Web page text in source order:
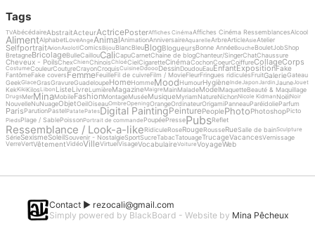
Tags
TVAbécédaireAbstraitActeurActricePosterAffiches CinémaAffiches Cinéma RessemblancesAlcool
AlimentAlphabetLoveAngeAnimalAnimationAnniversaireAquarelleArbreArticleAsieAtelier
SelfportraitAvionAxolotlComicsBijou BlancBleuBlogBlogueursBonne AnnéeBouche BouletJobShop
BretagneBricolageBulleCaillouCaliCapuCarnetChaine de blogChanteur/SingerChatChaussure
Cheveux - PoilsChexChienChinoisChloéCielCigaretteCinémaCochonCoeurCoiffureCollageCorps
CostumeCouleurCoutureCrayonCroquisCuisineDdoooDessinDoudouEauEnfantExpositionFake
FantômeFake coversFemmeFeuilleFil de cuivreFilm / MovieFleurFringues ridiculesFruitGalerieGateau
GeekGlaceGrasGravureGuadeloupeHomeHommeMoodHumourHygièneIndeJaponJardinJauneJouet
KekKikiKilosLibon ListeLivreLumièreMagazineMaigre MainMaladeModelMaquetteBeauté & Maquillage
DrugsMerMinaMobileFashionMontageMuséeMusiqueMyriamNatureNichonNicole Kidman NoëlNoir
NouvelleNuNuageObjetOeilOiseauOmbreOpeningOrangeOrdinateurOrigamiPanneauParéidolieParfum
ParisParutionPastel PatatePatesDigital PaintingPeinturePeoplePhotoPhotoshopPicto
PiedsPlage / SablePoissonPortrait de commande PoupéePressePubsReflet
Ressemblance / Look-a-likeRidiculeRoseRougeRousseRueSalle de bainSculpture
SérieSexismeSoleilSouvenir - NostalgieSportSucreTabacTatouageTrucageVacancesVernissage
VerreVertVêtementVidéoVilleVirtuelVisageVocabulaireVoitureVoyageWeb
Contact ► rezocali@gmail.com
Simply powered by BlackBoard - Website by Mina Pêcheux